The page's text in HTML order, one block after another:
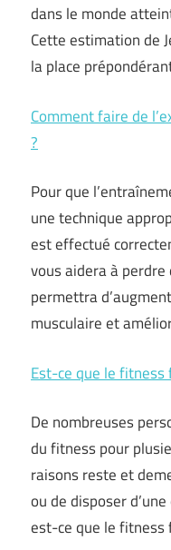
dans le monde
Cette estimation de
la place
Comment faire de
?
Pour que
une technique
est effectué
vous aidera à perdre
permettra
musculaire et
Est-ce que le
De nombreuses
du fitness pour
raisons reste et
ou de disposer
est-ce que le